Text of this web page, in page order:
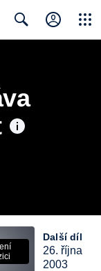
Další díl
26. října
2003